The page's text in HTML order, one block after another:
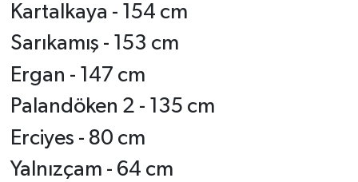
Kartalkaya - 154 cm
Sarıkamış - 153 cm
Ergan - 147 cm
Palandöken 2 - 135 cm
Erciyes - 80 cm
Yalnızçam - 64 cm
TARİH
YAŞAM